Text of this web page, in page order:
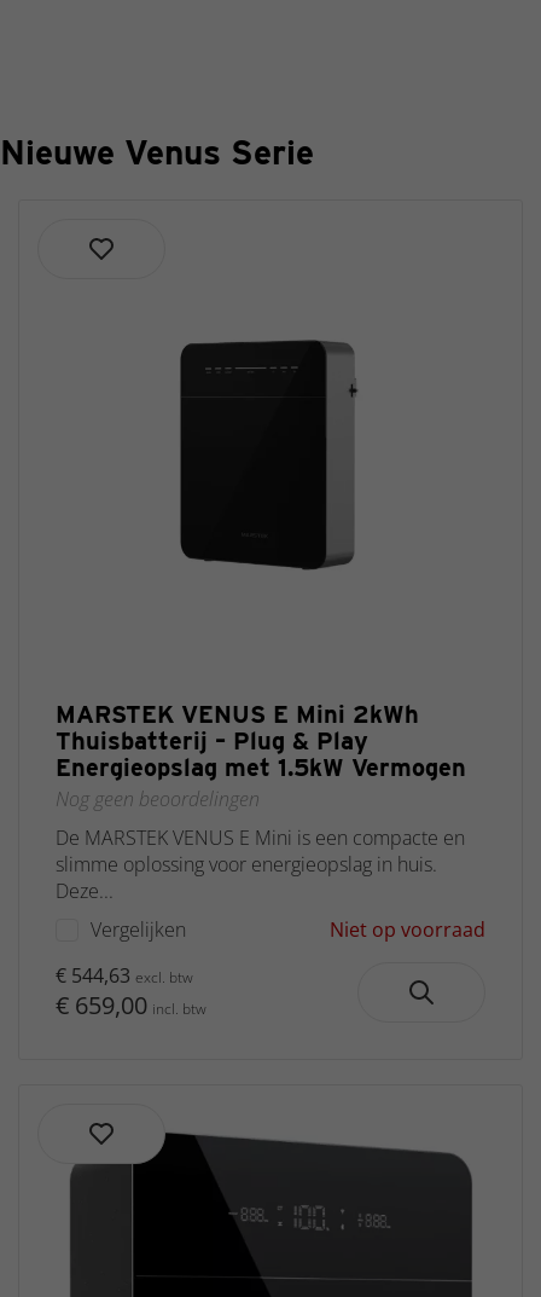
Nieuwe Venus Serie
MARSTEK VENUS E Mini 2kWh
Thuisbatterij – Plug & Play
Energieopslag met 1.5kW Vermogen
Nog geen beoordelingen
De MARSTEK VENUS E Mini is een compacte en
slimme oplossing voor energieopslag in huis.
Deze...
Vergelijken
Niet op voorraad
€ 544,63 excl. btw
€ 659,00 incl. btw